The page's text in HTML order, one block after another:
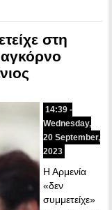
στη
14:39 -
Wednesday,
20 September,
2023
Η Αρμενία
«δεν
συμμετείχε»